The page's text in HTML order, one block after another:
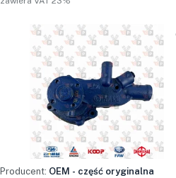
Producent: OEM - część oryginalna